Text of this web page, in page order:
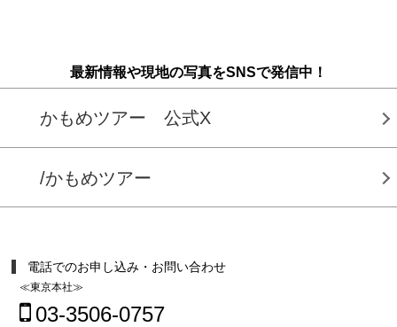
最新情報や現地の写真をSNSで発信中！
かもめツアー 公式X
/かもめツアー
電話でのお申し込み・お問い合わせ
≪東京本社≫
03-3506-0757